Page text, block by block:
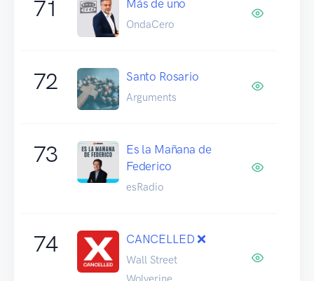
71 Más de uno
OndaCero
72 Santo Rosario
Arguments
73
Es la Mañana de
Federico
esRadio
74 CANCELLED ❌
Wall Street